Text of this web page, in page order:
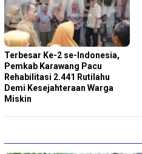
Terbesar Ke-2 se-Indonesia,
Pemkab Karawang Pacu
Rehabilitasi 2.441 Rutilahu
Demi Kesejahteraan Warga
Miskin